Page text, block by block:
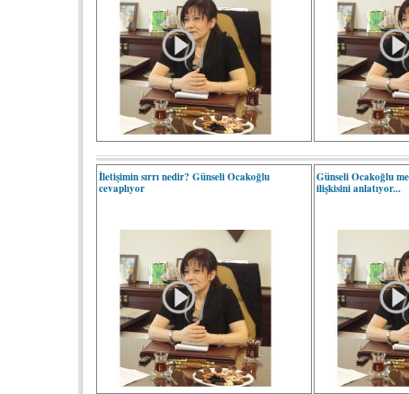
İletişimin sırrı nedir? Günseli Ocakoğlu
cevaplıyor
Günseli Ocakoğlu
ilişkisini anlatıyor...